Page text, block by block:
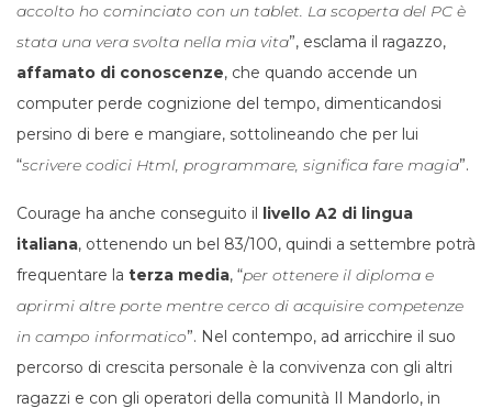
accolto ho cominciato con un tablet. La scoperta del PC è
stata una vera svolta nella mia vita”, esclama il ragazzo,
affamato di conoscenze, che quando accende un
computer perde cognizione del tempo, dimenticandosi
persino di bere e mangiare, sottolineando che per lui
“scrivere codici Html, programmare, significa fare magia”.
Courage ha anche conseguito il livello A2 di lingua
italiana, ottenendo un bel 83/100, quindi a settembre potrà
frequentare la terza media, “per ottenere il diploma e
aprirmi altre porte mentre cerco di acquisire competenze
in campo informatico”. Nel contempo, ad arricchire il suo
percorso di crescita personale è la convivenza con gli altri
ragazzi e con gli operatori della comunità Il Mandorlo, in